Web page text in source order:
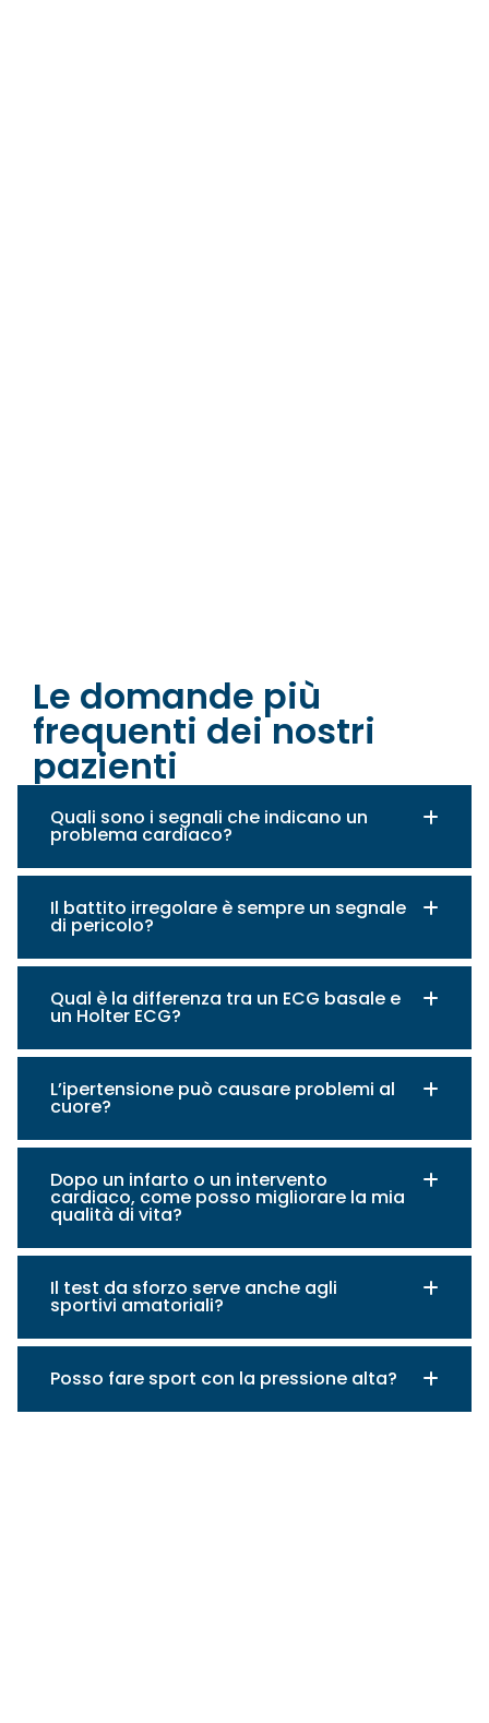
Le domande più
frequenti dei nostri
pazienti
Quali sono i segnali che indicano un
problema cardiaco?
Il battito irregolare è sempre un segnale
di pericolo?
Qual è la differenza tra un ECG basale e
un Holter ECG?
L’ipertensione può causare problemi al
cuore?
Dopo un infarto o un intervento
cardiaco, come posso migliorare la mia
qualità di vita?
Il test da sforzo serve anche agli
sportivi amatoriali?
Posso fare sport con la pressione alta?